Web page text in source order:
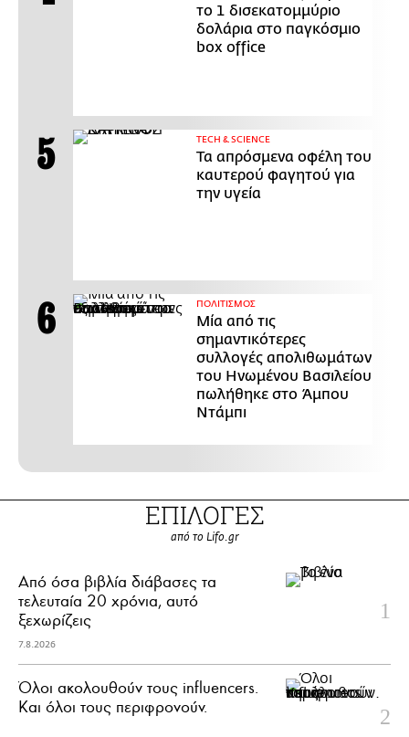
το 1 δισεκατομμύριο
δολάρια στο παγκόσμιο
box office
ΤECH & SCIENCE
Τα απρόσμενα οφέλη του
καυτερού φαγητού για
την υγεία
ΠΟΛΙΤΙΣΜΟΣ
Μία από τις
σημαντικότερες
συλλογές απολιθωμάτων
του Ηνωμένου Βασιλείου
πωλήθηκε στο Άμπου
Ντάμπι
ΕΠΙΛΟΓΕΣ
από το Lifo.gr
Από όσα βιβλία διάβασες τα
τελευταία 20 χρόνια, αυτό
ξεχωρίζεις
7.8.2026
Όλοι ακολουθούν τους influencers.
Και όλοι τους περιφρονούν.